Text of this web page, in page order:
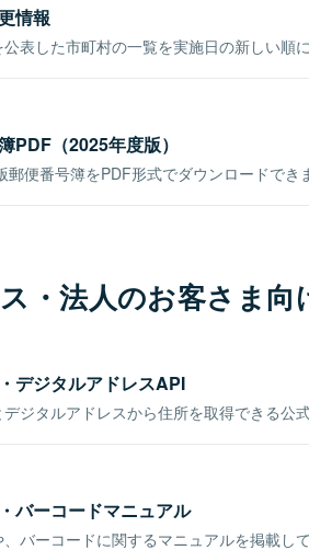
情報
表した市町村の一覧を実施日の新しい順
PDF（2025年度版）
郵便番号簿をPDF形式でダウンロードでき
・法人のお客さま向
デジタルアドレスAPI
ジタルアドレスから住所を取得できる公式
バーコードマニュアル
バーコードに関するマニュアルを掲載して